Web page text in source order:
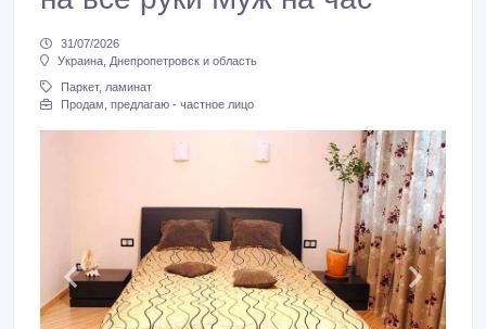
31/07/2026
Украина, Днепропетровск и область
Паркет, ламинат
Продам, предлагаю - частное лицо